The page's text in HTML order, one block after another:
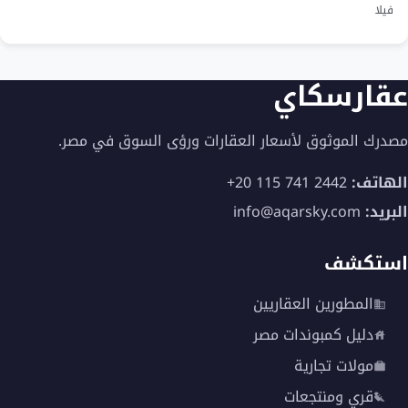
يجمع المشروع بين الأناقة والإبتكار كما تم تصميمه
ساحرة.
خدمات قرية توبان الجونة
أوراسكوم
توفر Tuban el gouna العديد من الخدمات والمرافق
المتكاملة لتوفير الراحة والاسترخاء لجميع السكان، وقد
شملت الخدمات ما يلي:
فيلا
عقارسكاي
مصدرك الموثوق لأسعار العقارات ورؤى السوق في مصر.
الهاتف:+20 115 741 2442
البريد: info@aqarsky.com
استكشف
المطورين العقاريين
دليل كمبوندات مصر
مولات تجارية
قري ومنتجعات